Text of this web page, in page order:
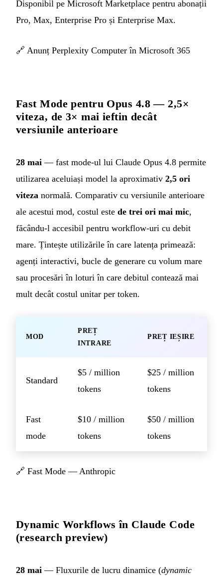
Disponibil pe Microsoft Marketplace pentru abonații
Pro, Max, Enterprise Pro și Enterprise Max.
🔗 Anunț Perplexity Computer în Microsoft 365
Fast Mode pentru Opus 4.8 — 2,5×
viteza, de 3× mai ieftin decât
versiunile anterioare
28 mai — fast mode-ul lui Claude Opus 4.8 permite
utilizarea aceluiași model la aproximativ 2,5 ori
viteza normală. Comparativ cu versiunile anterioare
ale acestui mod, costul este de trei ori mai mic,
făcându-l accesibil pentru workflow-uri cu debit
mare. Țintește utilizările în care latența primează:
agenți interactivi, bucle de generare cu volum mare
sau procesări în loturi în care debitul contează mai
mult decât costul unitar per token.
MOD
PREȚ
INTRARE
PREȚ IEȘIRE
Standard
$5 / million
tokens
$25 / million
tokens
Fast
mode
$10 / million
tokens
$50 / million
tokens
🔗 Fast Mode — Anthropic
Dynamic Workflows în Claude Code
(research preview)
28 mai — Fluxurile de lucru dinamice (dynamic